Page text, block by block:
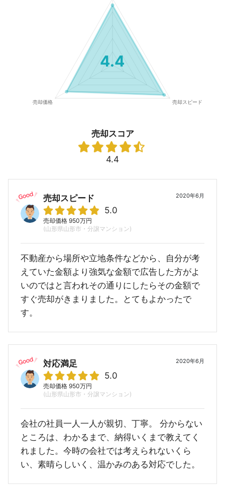
4.4
売却スコア
4.4
2020年6月
売却スピード
5.0
売却価格 950万円
(山形県山形市・分譲マンション)
不動産から場所や立地条件などから、自分が考
えていた金額より強気な金額で広告した方がよ
いのではと言われその通りにしたらその金額で
すぐ売却がきまりました。とてもよかったで
す。
2020年6月
対応満足
5.0
売却価格 950万円
(山形県山形市・分譲マンション)
会社の社員一人一人が親切、丁寧。 分からない
ところは、わかるまで、納得いくまで教えてく
れました。今時の会社では考えられないくら
い、素晴らしいく、温かみのある対応でした。